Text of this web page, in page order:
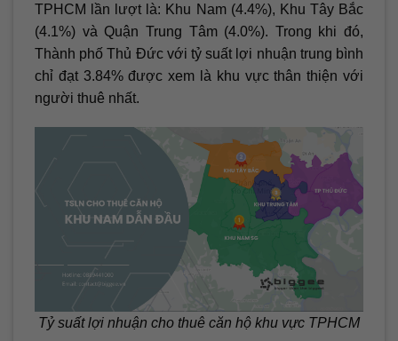
TPHCM lần lượt là: Khu Nam (4.4%), Khu Tây Bắc
(4.1%) và Quận Trung Tâm (4.0%). Trong khi đó,
Thành phố Thủ Đức với tỷ suất lợi nhuận trung bình
chỉ đạt 3.84% được xem là khu vực thân thiện với
người thuê nhất.
Tỷ suất lợi nhuận cho thuê căn hộ khu vực TPHCM